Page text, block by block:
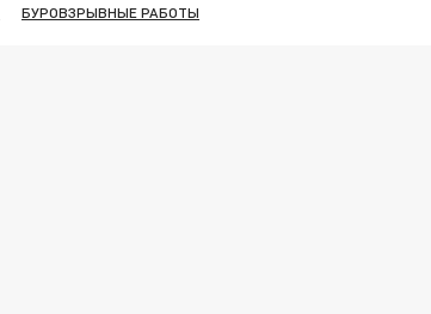
БУРОВЗРЫВНЫЕ РАБОТЫ